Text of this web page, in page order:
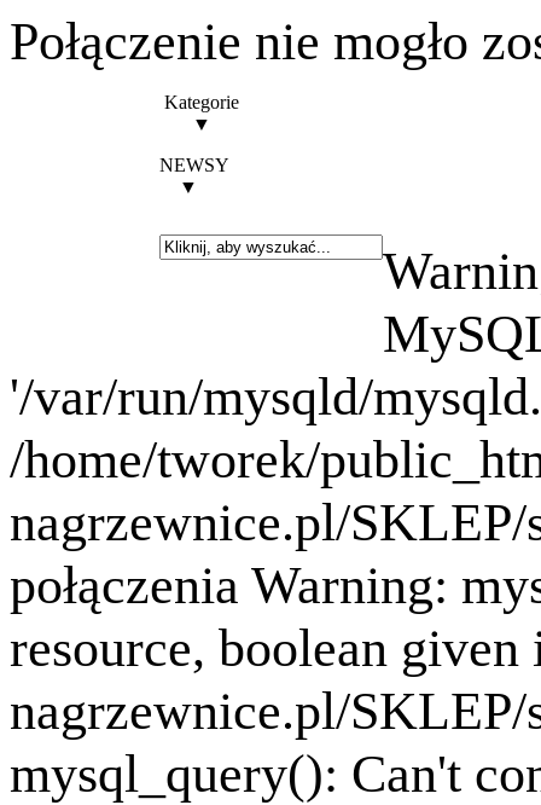
Połączenie nie mogło
Kategorie
▼
NEWSY
▼
'/var/run/mysqld/
/home/tworek/
nagrzewnice.pl/
połączenia Warning:
resource, boolean
nagrzewnice.pl/
mysql_query(): Can't